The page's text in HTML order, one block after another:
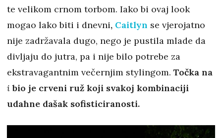
te velikom crnom torbom. Iako bi ovaj look
mogao lako biti i dnevni, Caitlyn se vjerojatno
nije zadržavala dugo, nego je pustila mlade da
divljaju do jutra, pa i nije bilo potrebe za
ekstravagantnim večernjim stylingom. Točka na
ibio je crveni ruž koji svakoj kombinaciji
udahne dašak sofisticiranosti.